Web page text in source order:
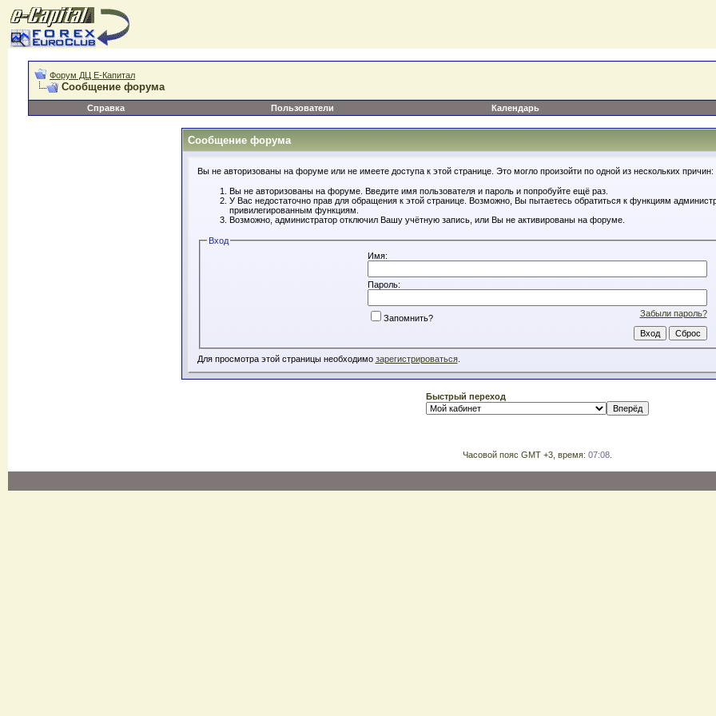
Форум ДЦ Е-Капитал
Сообщение форума
Справка
Пользователи Календарь
Сообщение форума
Вы не авторизованы на форуме или не имеете доступа к этой странице. Это могло произойти по одной из нескольких причин:
Вы не авторизованы на форуме. Введите имя пользователя и пароль и попробуйте ещё раз.
У Вас недостаточно прав для обращения к этой странице. Возможно, Вы пытаетесь обратиться к функциям
привилегированным функциям.
Возможно, администратор отключил Вашу учётную запись, или Вы не активированы на форуме.
Вход
Имя:
Пароль:
Забыли пароль?
Запомнить?
Для просмотра этой страницы необходимо зарегистрироваться.
Быстрый переход
Часовой пояс GMT +3, время: 07:08.